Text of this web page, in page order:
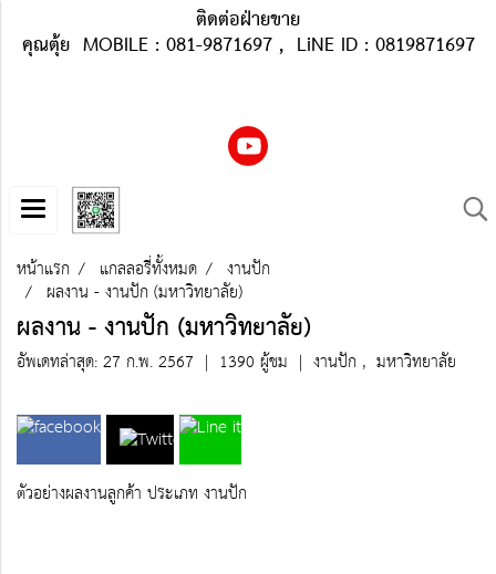
ติดต่อฝ่ายขาย
คุณตุ้ย MOBILE : 081-9871697 , LiNE ID : 0819871697
หน้าแรก แกลลอรี่ทั้งหมด งานปัก
ผลงาน - งานปัก (มหาวิทยาลัย)
ผลงาน - งานปัก (มหาวิทยาลัย)
อัพเดทล่าสุด: 27 ก.พ. 2567 | 1390 ผู้ชม | งานปัก , มหาวิทยาลัย
ตัวอย่างผลงานลูกค้า ประเภท งานปัก